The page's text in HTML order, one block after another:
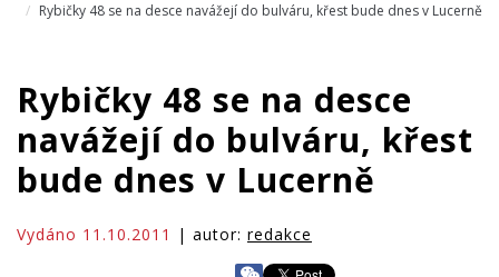
Rybičky 48 se na desce navážejí do bulváru, křest bude dnes v Lucerně
Rybičky 48 se na desce
navážejí do bulváru, křest
bude dnes v Lucerně
Vydáno 11.10.2011 | autor: redakce